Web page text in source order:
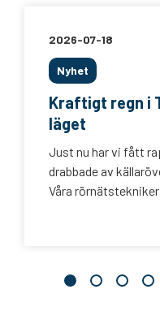
2026-07-18
Nyhet
Kraftigt regn i
läget
Just nu har vi fått
drabbade av
Våra rörnätstekniker